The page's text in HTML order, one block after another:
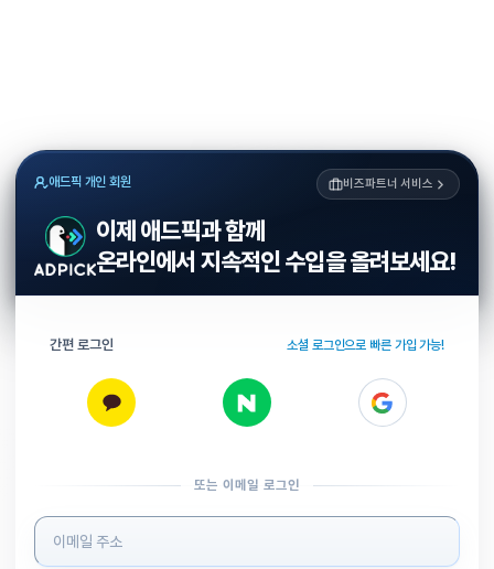
애드픽 개인 회원 비즈파트너 서비스
이제 애드픽과 함께
온라인에서 지속적인 수입을 올려보세요!
간편 로그인 소셜 로그인으로 빠른 가입 가능!
또는 이메일 로그인
로그인 정보 입력